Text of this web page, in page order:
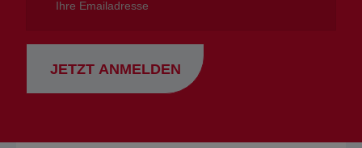
Emailadresse
JETZT ANMELDEN